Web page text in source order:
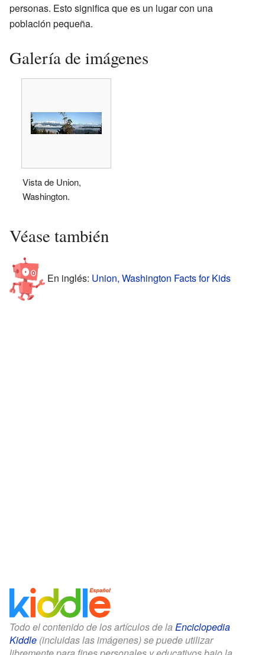
personas. Esto significa que es un lugar con una
población pequeña.
Galería de imágenes
Vista de Union,
Washington.
Véase también
En inglés: Union, Washington Facts for Kids
Todo el contenido de los artículos de la Enciclopedia
Kiddle (incluidas las imágenes) se puede utilizar